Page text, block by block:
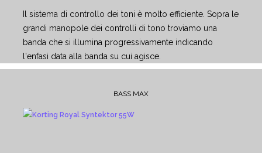
Il sistema di controllo dei toni è molto efficiente. Sopra le
grandi manopole dei controlli di tono troviamo una
banda che si illumina progressivamente indicando
l'enfasi data alla banda su cui agisce.
BASS MAX